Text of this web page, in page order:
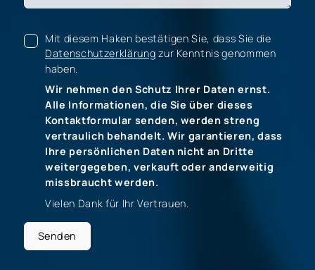
Mit diesem Haken bestätigen Sie, dass Sie die
Datenschutzerklärung zur Kenntnis genommen
haben.
Wir nehmen den Schutz Ihrer Daten ernst.
Alle Informationen, die Sie über dieses
Kontaktformular senden, werden streng
vertraulich behandelt. Wir garantieren, dass
Ihre persönlichen Daten nicht an Dritte
weitergegeben, verkauft oder anderweitig
missbraucht werden.
Vielen Dank für Ihr Vertrauen.
Senden